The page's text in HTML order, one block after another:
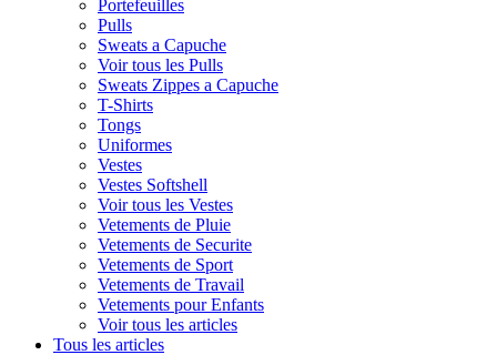
Portefeuilles
Pulls
Sweats a Capuche
Voir tous les Pulls
Sweats Zippes a Capuche
T-Shirts
Tongs
Uniformes
Vestes
Vestes Softshell
Voir tous les Vestes
Vetements de Pluie
Vetements de Securite
Vetements de Sport
Vetements de Travail
Vetements pour Enfants
Voir tous les articles
Tous les articles